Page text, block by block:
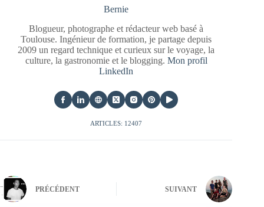
Bernie
Blogueur, photographe et rédacteur web basé à
Toulouse. Ingénieur de formation, je partage depuis
2009 un regard technique et curieux sur le voyage, la
culture, la gastronomie et le blogging. Mon profil
LinkedIn
ARTICLES: 12407
PRÉCÉDENT SUIVANT